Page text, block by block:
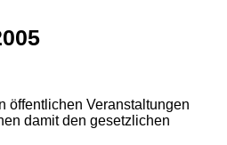
öffentlichen Veranstaltungen
damit den gesetzlichen